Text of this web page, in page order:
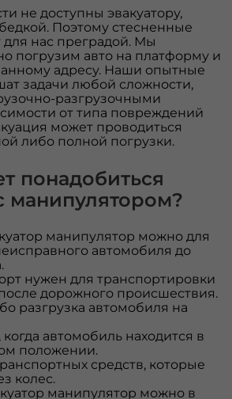
не доступны эвакуатору,
Поэтому стесненные
для нас преградой. Мы
погрузим авто на платформу и
адресу. Наши опытные
задачи любой сложности,
разгрузочными
от типа повреждений
может проводиться
либо полной погрузки.
понадобиться
манипулятором?
манипулятор можно для
автомобиля до
нужен для транспортировки
дорожного происшествия.
разгрузка автомобиля на
когда автомобиль находится в
положении.
средств, которые
колес.
манипулятор можно в